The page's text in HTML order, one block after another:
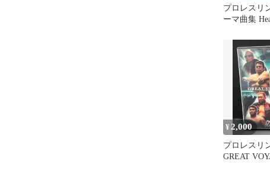
プロレスリ
ーマ曲集
¥ 2,000
プロレスリ
GREAT